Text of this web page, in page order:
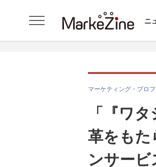
ニ
マーケティング・プロ
「『ワ
革をもた
ンサー